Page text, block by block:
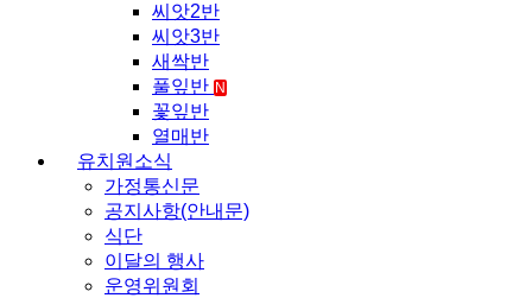
씨앗2반
씨앗3반
새싹반
풀잎반 N
꽃잎반
열매반
유치원소식
가정통신문
공지사항(안내문)
식단
이달의 행사
운영위원회